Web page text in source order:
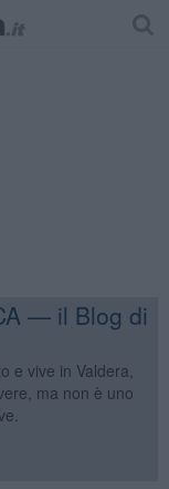
— il Blog di
e vive in Valdera,
ma non è uno